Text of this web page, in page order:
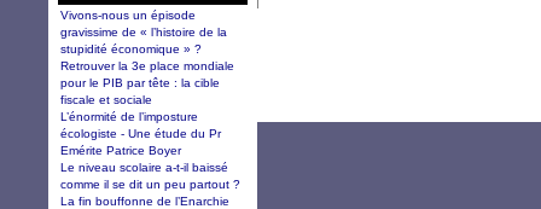
Vivons-nous un épisode
gravissime de « l’histoire de la
stupidité économique » ?
Retrouver la 3e place mondiale
pour le PIB par tête : la cible
fiscale et sociale
L’énormité de l’imposture
écologiste - Une étude du Pr
Emérite Patrice Boyer
Le niveau scolaire a-t-il baissé
comme il se dit un peu partout ?
La fin bouffonne de l’Enarchie